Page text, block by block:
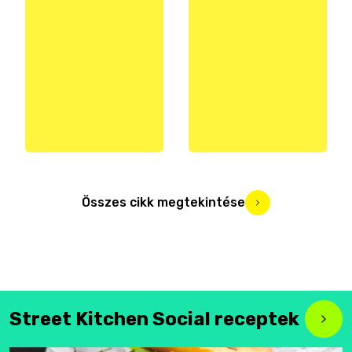
Összes cikk megtekintése
Street Kitchen Social receptek